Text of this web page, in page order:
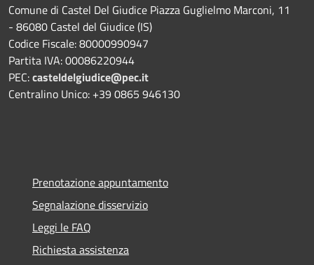
Comune di Castel Del Giudice Piazza Guglielmo Marconi, 11
- 86080 Castel del Giudice (IS)
Codice Fiscale: 80000990947
Partita IVA: 00086220944
PEC:casteldelgiudice@pec.it
Centralino Unico: +39 0865 946130
Prenotazione appuntamento
Segnalazione disservizio
Leggi le FAQ
Richiesta assistenza